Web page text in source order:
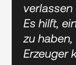
verlassen
Es hilft,
zu
Erzeuger